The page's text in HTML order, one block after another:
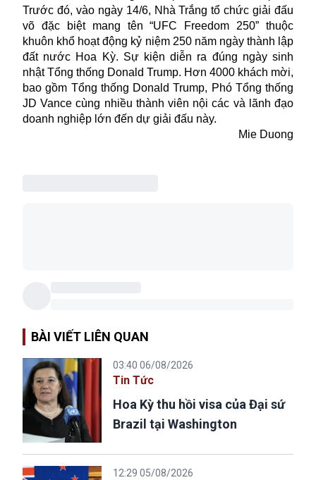
Trước đó, vào ngày 14/6, Nhà Trắng tổ chức giải đấu
võ đặc biệt mang tên “UFC Freedom 250” thuộc
khuôn khổ hoạt động kỷ niệm 250 năm ngày thành lập
đất nước Hoa Kỳ. Sự kiện diễn ra đúng ngày sinh
nhật Tổng thống Donald Trump. Hơn 4000 khách mời,
bao gồm Tổng thống Donald Trump, Phó Tổng thống
JD Vance cùng nhiều thành viên nội các và lãnh đạo
doanh nghiệp lớn đến dự giải đấu này.
Mie Duong
BÀI VIẾT LIÊN QUAN
03:40 06/08/2026
Tin Tức
Hoa Kỳ thu hồi visa của Đại sứ
Brazil tại Washington
12:29 05/08/2026